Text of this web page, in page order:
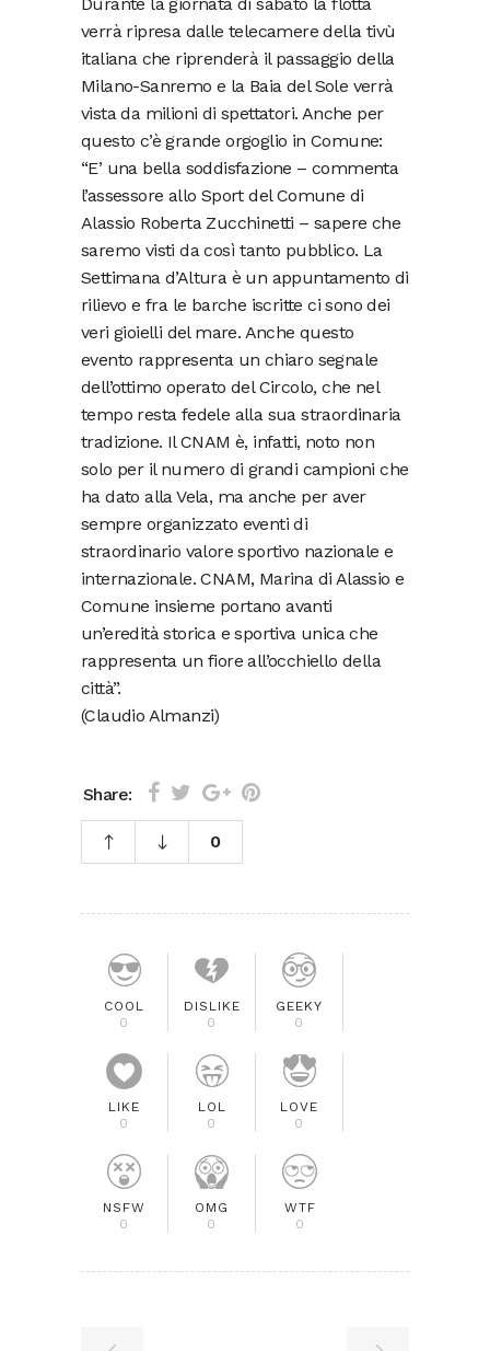
verrà ripresa dalle telecamere della tivù
italiana che riprenderà il passaggio della
Milano-Sanremo e la Baia del Sole verrà
vista da milioni di spettatori. Anche per
questo c’è grande orgoglio in Comune:
“E’ una bella soddisfazione – commenta
l’assessore allo Sport del Comune di
Alassio Roberta Zucchinetti – sapere che
saremo visti da così tanto pubblico. La
Settimana d’Altura è un appuntamento di
rilievo e fra le barche iscritte ci sono dei
veri gioielli del mare. Anche questo
evento rappresenta un chiaro segnale
dell’ottimo operato del Circolo, che nel
tempo resta fedele alla sua straordinaria
tradizione. Il CNAM è, infatti, noto non
solo per il numero di grandi campioni che
ha dato alla Vela, ma anche per aver
sempre organizzato eventi di
straordinario valore sportivo nazionale e
internazionale. CNAM, Marina di Alassio e
Comune insieme portano avanti
un’eredità storica e sportiva unica che
rappresenta un fiore all’occhiello della
città”.
(Claudio Almanzi)
Share:
0
COOL
0
DISLIKE
0
GEEKY
0
LIKE
0
LOL
0
LOVE
0
NSFW
0
OMG
0
WTF
0